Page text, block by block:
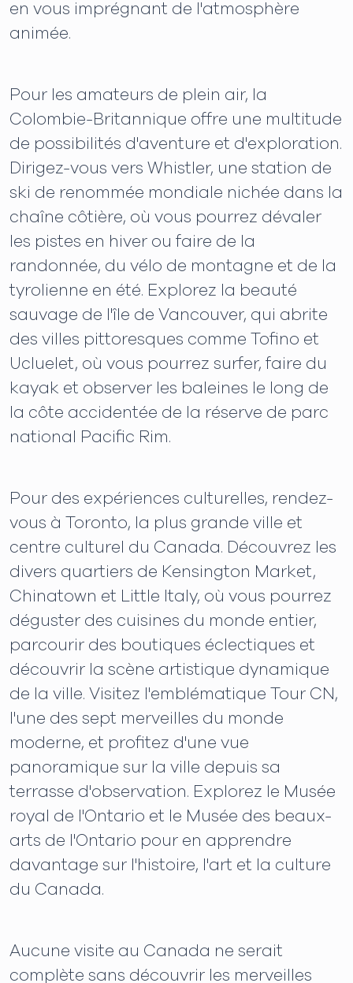
en vous imprégnant de l'atmosphère
animée.
Pour les amateurs de plein air, la
Colombie-Britannique offre une multitude
de possibilités d'aventure et d'exploration.
Dirigez-vous vers Whistler, une station de
ski de renommée mondiale nichée dans la
chaîne côtière, où vous pourrez dévaler
les pistes en hiver ou faire de la
randonnée, du vélo de montagne et de la
tyrolienne en été. Explorez la beauté
sauvage de l'île de Vancouver, qui abrite
des villes pittoresques comme Tofino et
Ucluelet, où vous pourrez surfer, faire du
kayak et observer les baleines le long de
la côte accidentée de la réserve de parc
national Pacific Rim.
Pour des expériences culturelles, rendez-
vous à Toronto, la plus grande ville et
centre culturel du Canada. Découvrez les
divers quartiers de Kensington Market,
Chinatown et Little Italy, où vous pourrez
déguster des cuisines du monde entier,
parcourir des boutiques éclectiques et
découvrir la scène artistique dynamique
de la ville. Visitez l'emblématique Tour CN,
l'une des sept merveilles du monde
moderne, et profitez d'une vue
panoramique sur la ville depuis sa
terrasse d'observation. Explorez le Musée
royal de l'Ontario et le Musée des beaux-
arts de l'Ontario pour en apprendre
davantage sur l'histoire, l'art et la culture
du Canada.
Aucune visite au Canada ne serait
complète sans découvrir les merveilles